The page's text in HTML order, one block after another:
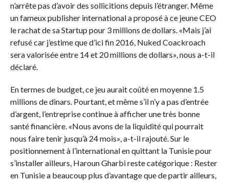
n’arrête pas d’avoir des sollicitions depuis l’étranger. Même
un fameux publisher international a proposé à ce jeune CEO
le rachat de sa Startup pour 3 millions de dollars. «Mais j’ai
refusé car j’estime que d’ici fin 2016, Nuked Coackroach
sera valorisée entre 14 et 20 millions de dollars», nous a-t-il
déclaré.
En termes de budget, ce jeu aurait coûté en moyenne 1.5
millions de dinars. Pourtant, et même s’il n’y a pas d’entrée
d’argent, l’entreprise continue à afficher une très bonne
santé financière. «Nous avons de la liquidité qui pourrait
nous faire tenir jusqu’à 24 mois», a-t-il rajouté. Sur le
positionnement à l’international en quittant la Tunisie pour
s’installer ailleurs, Haroun Gharbi reste catégorique : Rester
en Tunisie a beaucoup plus d’avantage que de partir ailleurs,